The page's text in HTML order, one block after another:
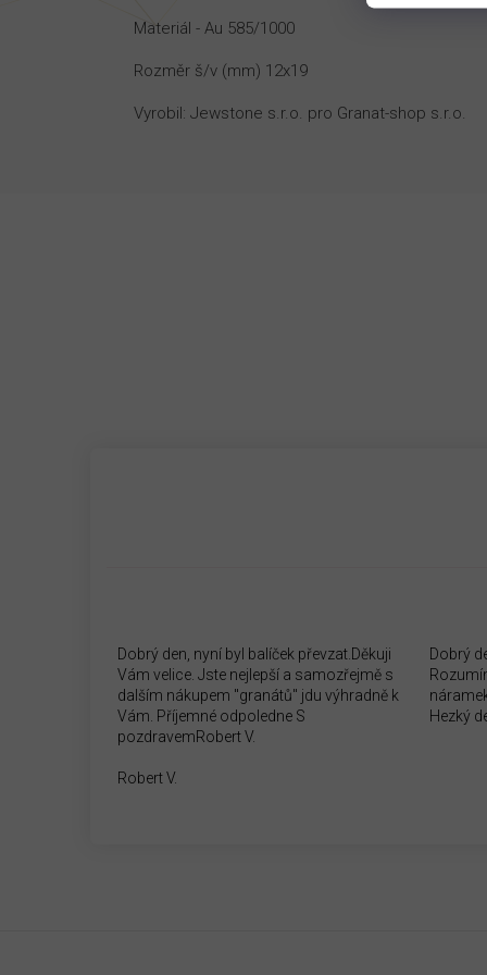
Materiál - Au 585/1000
Rozměr š/v (mm) 12x19
Vyrobil: Jewstone s.r.o. pro Granat-shop s.r.o.
Dobrý den, nyní byl balíček převzat.Děkuji
Vám velice. Jste nejlepší a samozřejmě s
dalším nákupem "granátů" jdu výhradně k
Vám. Příjemné odpoledne S
pozdravemRobert V.
Robert V.
Dobrý
Hezký